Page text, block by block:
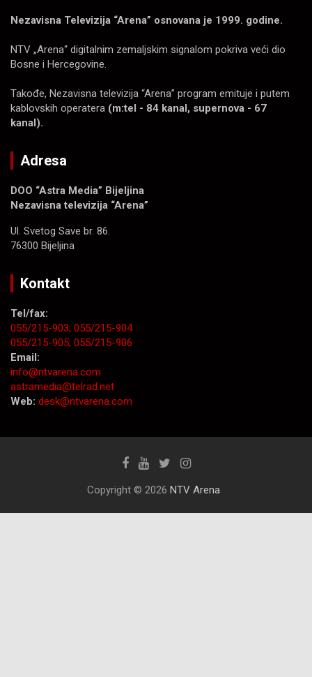
Nezavisna Televizija “Arena” osnovana je 1999. godine.
NTV „Arena“ digitalnim zemaljskim signalom pokriva veći dio
Bosne i Hercegovine.
Takođe, Nezavisna televizija “Arena” program emituje i putem
kablovskih operatera (m:tel - 84 kanal, supernova - 67
kanal).
Adresa
DOO “Astra Media” Bijeljina
Nezavisna televizija “Arena”
Ul. Svetog Save br. 86.
76300 Bijeljina
Kontakt
Tel/fax:
055/215-903; 055/215-904
055/215-905; 055/215-906
Email:
info@ntvarena.com
astramedia@telrad.net
Web: desk@ntvarena.com
Copyright © 2026 NTV Arena